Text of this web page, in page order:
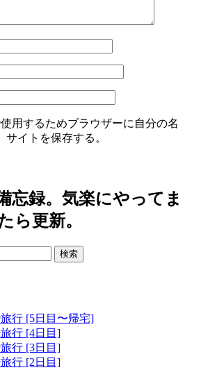
用するためブラウザーに自分の名
イトを保存する。
忘録。気楽にやってま
ら更新。
行 [5日目〜帰宅]
行 [4日目]
行 [3日目]
行 [2日目]